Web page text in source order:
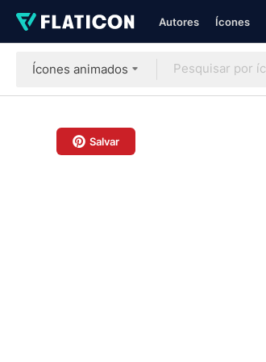
Autores Ícones
Ícones animados
Salvar